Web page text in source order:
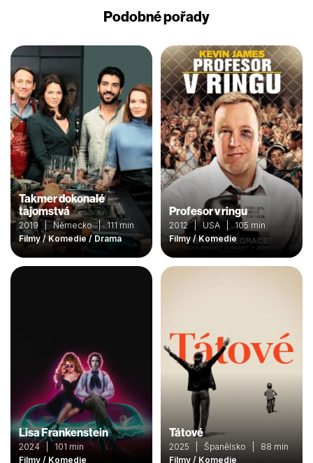
Podobné pořady
Takmer dokonalé
tajomstvá
2019 | Německo | 111 min
Filmy / Komedie / Drama
Profesor v ringu
2012 | USA | 105 min
Filmy / Komedie
Lisa Frankenstein
2024 | 101 min
Filmy / Komedie
Tátové
2025 | Španělsko | 88 min
Filmy / Komedie